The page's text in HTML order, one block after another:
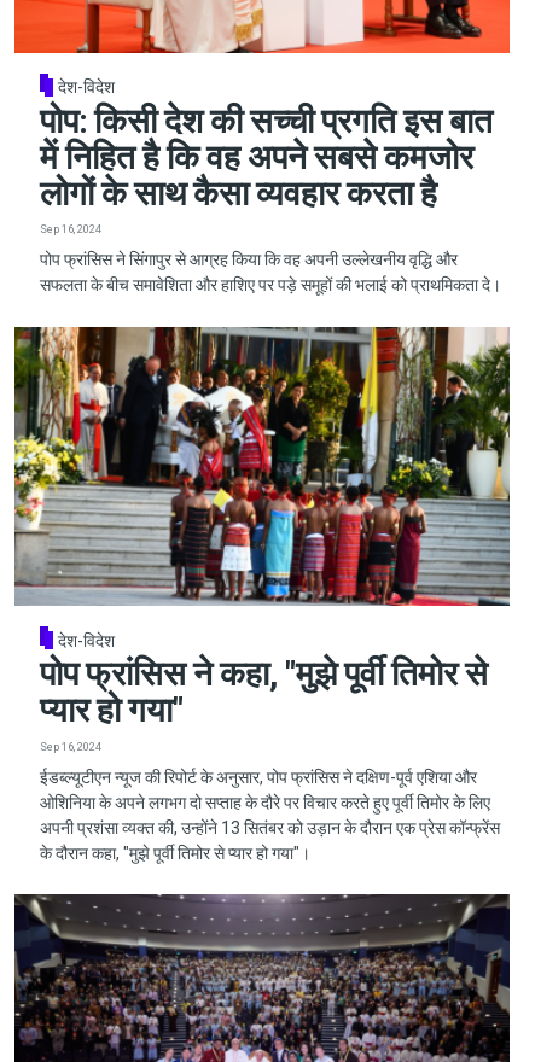
देश-विदेश
पोप: किसी देश की सच्ची प्रगति इस बात
में निहित है कि वह अपने सबसे कमजोर
लोगों के साथ कैसा व्यवहार करता है
Sep 16, 2024
पोप फ्रांसिस ने सिंगापुर से आग्रह किया कि वह अपनी उल्लेखनीय वृद्धि और
सफलता के बीच समावेशिता और हाशिए पर पड़े समूहों की भलाई को प्राथमिकता दे।
देश-विदेश
पोप फ्रांसिस ने कहा, "मुझे पूर्वी तिमोर से
प्यार हो गया"
Sep 16, 2024
ईडब्ल्यूटीएन न्यूज की रिपोर्ट के अनुसार, पोप फ्रांसिस ने दक्षिण-पूर्व एशिया और
ओशिनिया के अपने लगभग दो सप्ताह के दौरे पर विचार करते हुए पूर्वी तिमोर के लिए
अपनी प्रशंसा व्यक्त की, उन्होंने 13 सितंबर को उड़ान के दौरान एक प्रेस कॉन्फ्रेंस
के दौरान कहा, "मुझे पूर्वी तिमोर से प्यार हो गया"।